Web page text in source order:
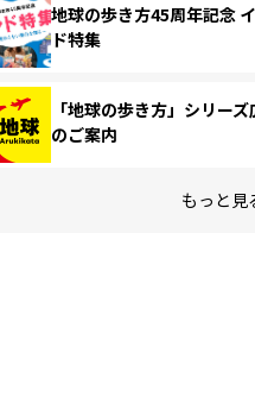
地球の歩き方45周年記念
ド特集
「地球の歩き方」シリーズ
のご案内
もっと見